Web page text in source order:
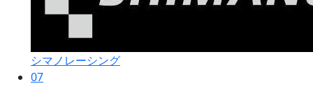
シマノレーシング
07